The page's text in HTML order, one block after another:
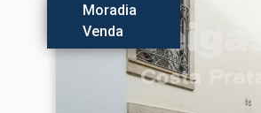
Moradia
Venda